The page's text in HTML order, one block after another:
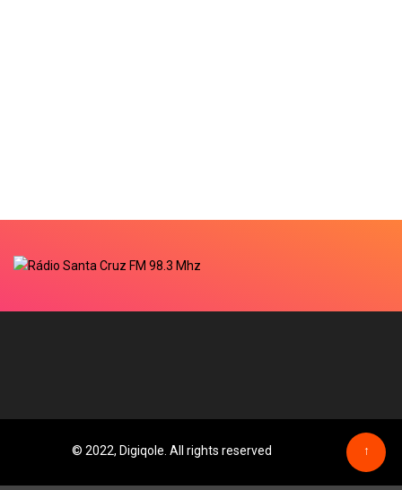
© 2022, Digiqole. All rights reserved ↑